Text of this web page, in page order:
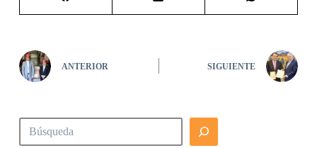
ANTERIOR SIGUIENTE
Buscar